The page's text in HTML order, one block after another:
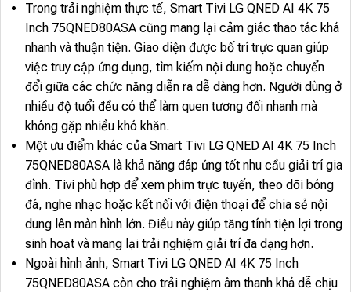
Trong trải nghiệm thực tế, Smart Tivi LG QNED AI 4K 75
Inch 75QNED80ASA cũng mang lại cảm giác thao tác khá
nhanh và thuận tiện. Giao diện được bố trí trực quan giúp
việc truy cập ứng dụng, tìm kiếm nội dung hoặc chuyển
đổi giữa các chức năng diễn ra dễ dàng hơn. Người dùng ở
nhiều độ tuổi đều có thể làm quen tương đối nhanh mà
không gặp nhiều khó khăn.
Một ưu điểm khác của Smart Tivi LG QNED AI 4K 75 Inch
75QNED80ASA là khả năng đáp ứng tốt nhu cầu giải trí gia
đình. Tivi phù hợp để xem phim trực tuyến, theo dõi bóng
đá, nghe nhạc hoặc kết nối với điện thoại để chia sẻ nội
dung lên màn hình lớn. Điều này giúp tăng tính tiện lợi trong
sinh hoạt và mang lại trải nghiệm giải trí đa dạng hơn.
Ngoài hình ảnh, Smart Tivi LG QNED AI 4K 75 Inch
75QNED80ASA còn cho trải nghiệm âm thanh khá dễ chịu